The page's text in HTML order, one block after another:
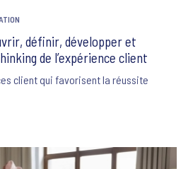
définir, développer et
de l’expérience client
client qui favorisent la réussite